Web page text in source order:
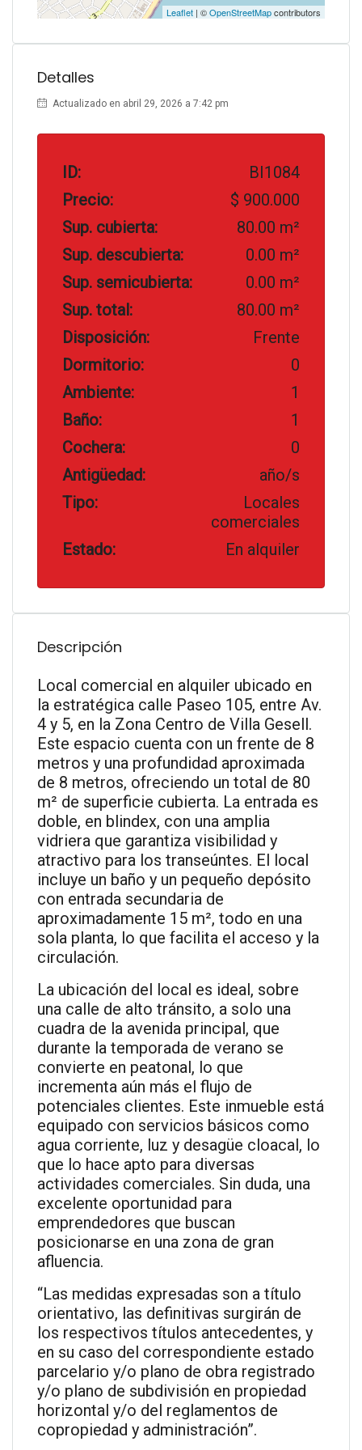
Leaflet | ©OpenStreetMapcontributors
Detalles
Actualizado en abril 29, 2026 a 7:42 pm
ID:
BI1084
Precio:
$ 900.000
Sup. cubierta:
80.00 m²
Sup. descubierta:
0.00 m²
Sup. semicubierta:
0.00 m²
Sup. total:
80.00 m²
Disposición:
Frente
Dormitorio:
0
Ambiente:
1
Baño:
1
Cochera:
0
Antigüedad:
año/s
Tipo:
Locales
comerciales
Estado:
En alquiler
Descripción
Local comercial en alquiler ubicado en
la estratégica calle Paseo 105, entre Av.
4 y 5, en la Zona Centro de Villa Gesell.
Este espacio cuenta con un frente de 8
metros y una profundidad aproximada
de 8 metros, ofreciendo un total de 80
m² de superficie cubierta. La entrada es
doble, en blindex, con una amplia
vidriera que garantiza visibilidad y
atractivo para los transeúntes. El local
incluye un baño y un pequeño depósito
con entrada secundaria de
aproximadamente 15 m², todo en una
sola planta, lo que facilita el acceso y la
circulación.
La ubicación del local es ideal, sobre
una calle de alto tránsito, a solo una
cuadra de la avenida principal, que
durante la temporada de verano se
convierte en peatonal, lo que
incrementa aún más el flujo de
potenciales clientes. Este inmueble está
equipado con servicios básicos como
agua corriente, luz y desagüe cloacal, lo
que lo hace apto para diversas
actividades comerciales. Sin duda, una
excelente oportunidad para
emprendedores que buscan
posicionarse en una zona de gran
afluencia.
“Las medidas expresadas son a título
orientativo, las definitivas surgirán de
los respectivos títulos antecedentes, y
en su caso del correspondiente estado
parcelario y/o plano de obra registrado
y/o plano de subdivisión en propiedad
horizontal y/o del reglamentos de
copropiedad y administración”.